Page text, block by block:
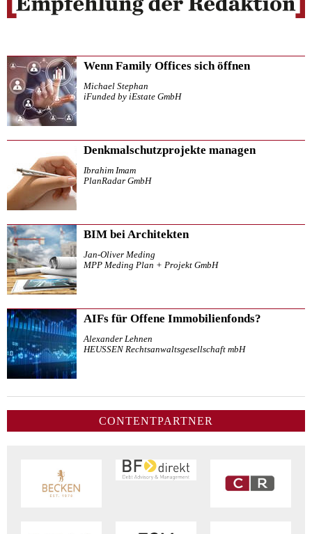
Wenn Family Offices sich öffnen
Michael Stephan
iFunded by iEstate GmbH
Denkmalschutzprojekte managen
Ibrahim Imam
PlanRadar GmbH
BIM bei Architekten
Jan-Oliver Meding
MPP Meding Plan + Projekt GmbH
AIFs für Offene Immobilienfonds?
Alexander Lehnen
HEUSSEN Rechtsanwaltsgesellschaft mbH
CONTENTPARTNER